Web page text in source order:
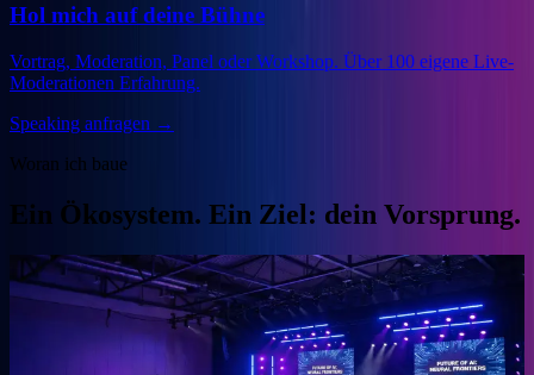
Hol mich auf deine Bühne
Vortrag, Moderation, Panel oder Workshop. Über 100 eigene Live-
Moderationen Erfahrung.
Speaking anfragen →
Woran ich baue
Ein Ökosystem. Ein Ziel: dein Vorsprung.
Veranstalter
OGcon
Europas führender KI-Kongress für Unternehmer.